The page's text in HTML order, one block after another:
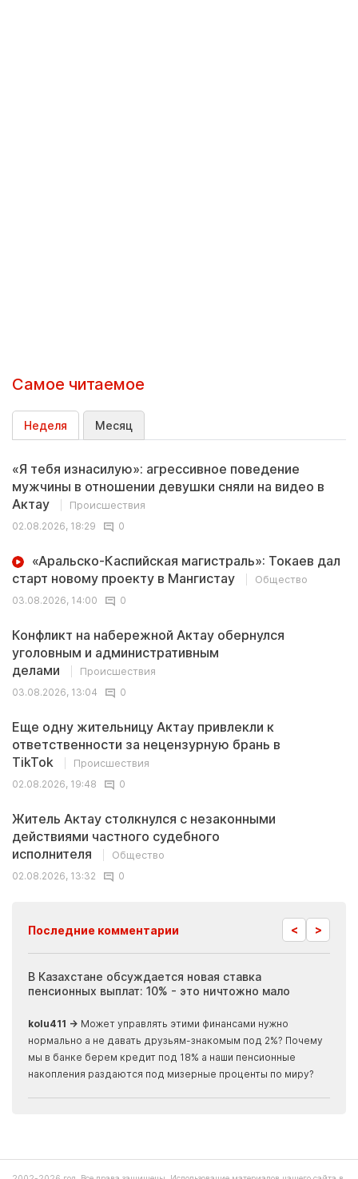
Самое читаемое
Неделя Месяц
«Я тебя изнасилую»: агрессивное поведение
мужчины в отношении девушки сняли на видео в
Актау
Происшествия
02.08.2026, 18:29
0
«Аральско-Каспийская магистраль»: Токаев дал
старт новому проекту в Мангистау
Общество
03.08.2026, 14:00
0
Конфликт на набережной Актау обернулся
уголовным и административным
делами
Происшествия
03.08.2026, 13:04
0
Еще одну жительницу Актау привлекли к
ответственности за нецензурную брань в
TikTok
Происшествия
02.08.2026, 19:48
0
Житель Актау столкнулся с незаконными
действиями частного судебного
исполнителя
Общество
02.08.2026, 13:32
0
Последние комментарии < >
В Казахстане обсуждается новая ставка
пенсионных выплат: 10% - это ничтожно мало
kolu411 → Может управлять этими финансами нужно
нормально а не давать друзьям-знакомым под 2%? Почему
мы в банке берем кредит под 18% а наши пенсионные
накопления раздаются под мизерные проценты по миру?